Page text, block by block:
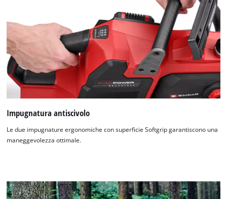
Impugnatura antiscivolo
Le due impugnature ergonomiche con superficie Softgrip garantiscono una
maneggevolezza ottimale.